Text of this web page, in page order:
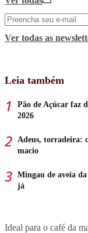
Ver todas as
Leia também
Pão de Açúcar faz
2026
Adeus, torradeira:
macio
Mingau de aveia
já
Ideal para o café da